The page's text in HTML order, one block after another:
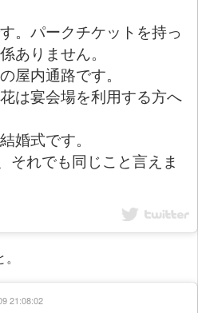
。パークチケットを持っ
ありません。
屋内通路です。
は宴会場を利用する方へ
婚式です。
それでも同じこと言えま
21:08:02